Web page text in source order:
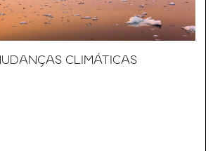
CLIMÁTICAS